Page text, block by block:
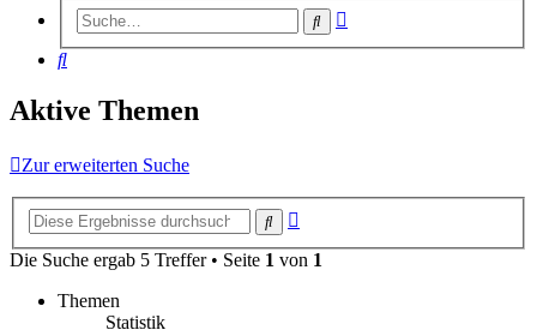
Suche
Suche
Aktive Themen
Zur erweiterten Suche
Suche
Die Suche ergab 5 Treffer • Seite 1 von 1
Themen
Statistik